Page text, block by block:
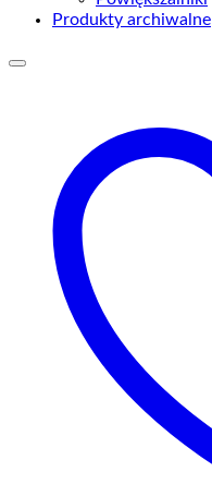
Produkty archiwalne